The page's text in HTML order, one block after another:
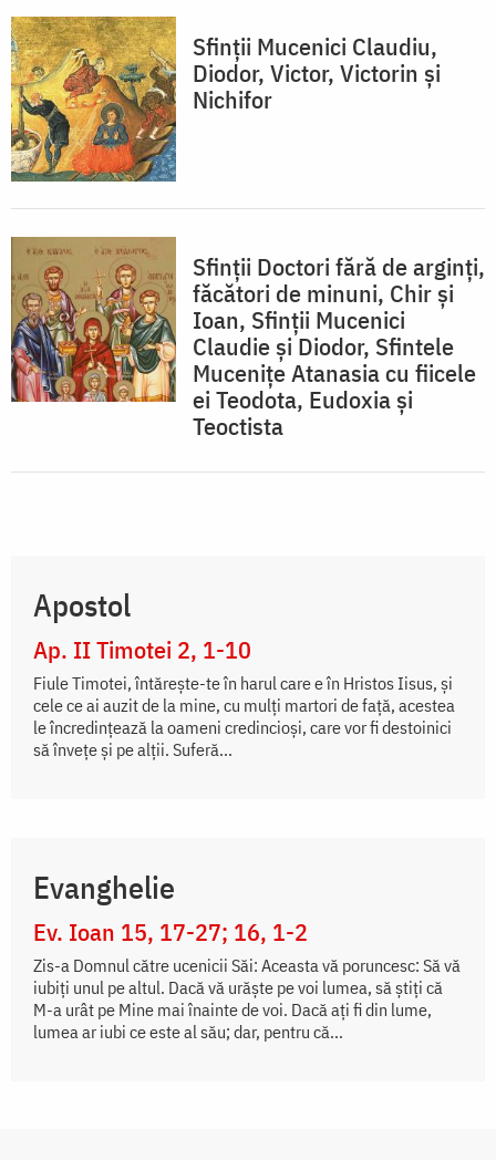
Sfinții Mucenici Claudiu,
Diodor, Victor, Victorin și
Nichifor
Sfinții Doctori fără de arginți,
făcători de minuni, Chir și
Ioan, Sfinții Mucenici
Claudie și Diodor, Sfintele
Mucenițe Atanasia cu fiicele
ei Teodota, Eudoxia și
Teoctista
Apostol
Ap. II Timotei 2, 1-10
Fiule Timotei, întăreşte-te în harul care e în Hristos Iisus, şi
cele ce ai auzit de la mine, cu mulţi martori de faţă, acestea
le încredinţează la oameni credincioşi, care vor fi destoinici
să înveţe şi pe alţii. Suferă...
Evanghelie
Ev. Ioan 15, 17-27; 16, 1-2
Zis-a Domnul către ucenicii Săi: Aceasta vă poruncesc: Să vă
iubiți unul pe altul. Dacă vă urăște pe voi lumea, să știți că
M-a urât pe Mine mai înainte de voi. Dacă ați fi din lume,
lumea ar iubi ce este al său; dar, pentru că...